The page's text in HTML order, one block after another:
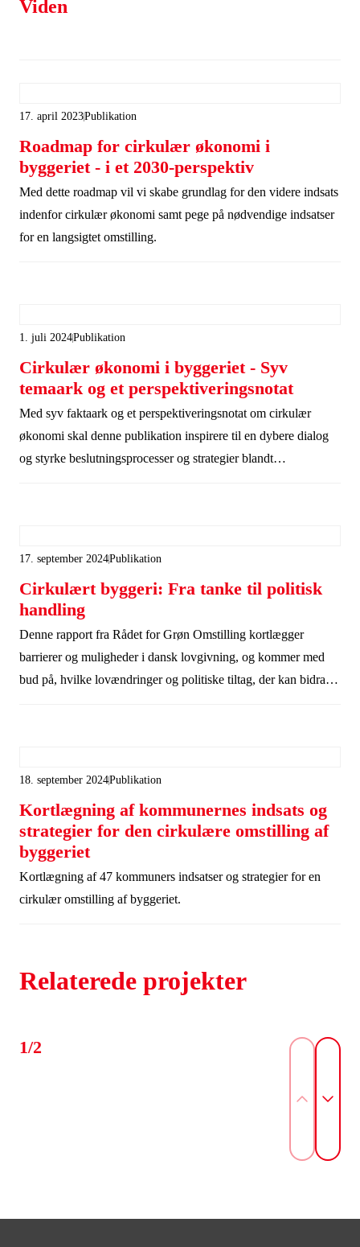
Viden
17. april 2023Publikation
Roadmap for cirkulær økonomi i
byggeriet - i et 2030-perspektiv
Med dette roadmap vil vi skabe grundlag for den videre indsats
indenfor cirkulær økonomi samt pege på nødvendige indsatser
for en langsigtet omstilling.
1. juli 2024Publikation
Cirkulær økonomi i byggeriet - Syv
temaark og et perspektiveringsnotat
Med syv faktaark og et perspektiveringsnotat om cirkulær
økonomi skal denne publikation inspirere til en dybere dialog
og styrke beslutningsprocesser og strategier blandt
17. september 2024Publikation
Cirkulært byggeri: Fra tanke til politisk
handling
Denne rapport fra Rådet for Grøn Omstilling kortlægger
barrierer og muligheder i dansk lovgivning, og kommer med
bud på, hvilke lovændringer og politiske tiltag, der kan bidrage
18. september 2024Publikation
Kortlægning af kommunernes indsats og
strategier for den cirkulære omstilling af
byggeriet
Kortlægning af 47 kommuners indsatser og strategier for en
cirkulær omstilling af byggeriet.
Relaterede projekter
1/2